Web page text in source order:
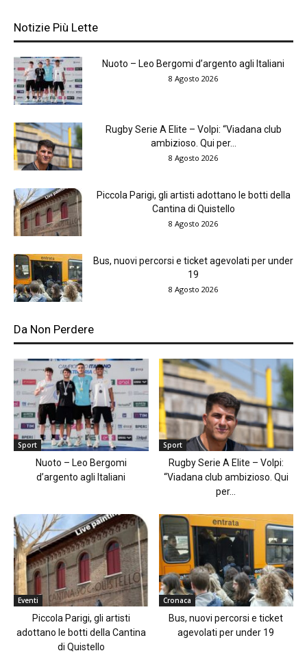
Notizie Più Lette
Nuoto – Leo Bergomi d’argento agli Italiani
8 Agosto 2026
Rugby Serie A Elite – Volpi: “Viadana club
ambizioso. Qui per...
8 Agosto 2026
Piccola Parigi, gli artisti adottano le botti della
Cantina di Quistello
8 Agosto 2026
Bus, nuovi percorsi e ticket agevolati per under
19
8 Agosto 2026
Da Non Perdere
Sport
Nuoto – Leo Bergomi
d’argento agli Italiani
Sport
Rugby Serie A Elite – Volpi:
“Viadana club ambizioso. Qui
per...
Eventi
Piccola Parigi, gli artisti
adottano le botti della Cantina
di Quistello
Cronaca
Bus, nuovi percorsi e ticket
agevolati per under 19